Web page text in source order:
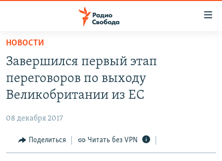
упрощенного
доступа
основному
Вернутся
ПОДКАСТЫ
АВТОРСКИЕ ПРОЕКТЫ
МНЕНИЯ
КУЛЬТУРА
НОВОСТИ
Завершился первый этап
переговоров по выходу
Великобритании из ЕС
08 декабря 2017
Поделиться Читать без VPN